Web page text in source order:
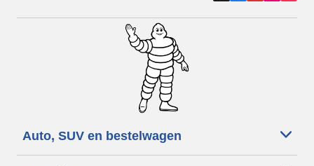
Auto, SUV en bestelwagen